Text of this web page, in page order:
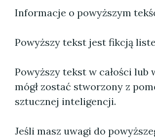
Informacje o powyższym
Powyższy tekst jest fikcją
Powyższy tekst w całości lub
mógł zostać stworzony z
sztucznej inteligencji.
Jeśli masz uwagi do